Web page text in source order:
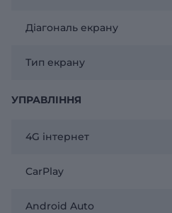
Діагональ екрану
Тип екрану
УПРАВЛІННЯ
4G інтернет
CarPlay
Android Auto